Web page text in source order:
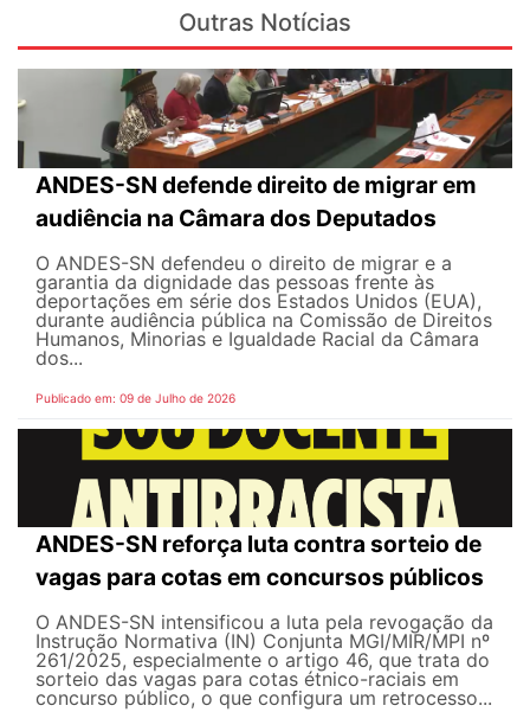
Outras Notícias
ANDES-SN defende direito de migrar em
audiência na Câmara dos Deputados
O ANDES-SN defendeu o direito de migrar e a
garantia da dignidade das pessoas frente às
deportações em série dos Estados Unidos (EUA),
durante audiência pública na Comissão de Direitos
Humanos, Minorias e Igualdade Racial da Câmara
dos...
Publicado em: 09 de Julho de 2026
ANDES-SN reforça luta contra sorteio de
vagas para cotas em concursos públicos
O ANDES-SN intensificou a luta pela revogação da
Instrução Normativa (IN) Conjunta MGI/MIR/MPI nº
261/2025, especialmente o artigo 46, que trata do
sorteio das vagas para cotas étnico-raciais em
concurso público, o que configura um retrocesso...